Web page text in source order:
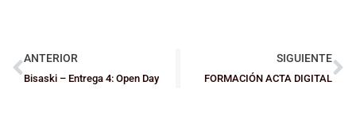
ANTERIOR
Bisaski – Entrega 4: Open Day
SIGUIENTE
FORMACIÓN ACTA DIGITAL